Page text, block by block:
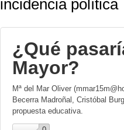
incidencia política
¿Qué
Mayor?
Mª del Mar Oliver
Becerra Madroñal, Cristóbal
propuesta educativa.